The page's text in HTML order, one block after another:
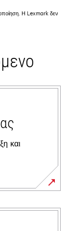
Η Lexmark δεν
και